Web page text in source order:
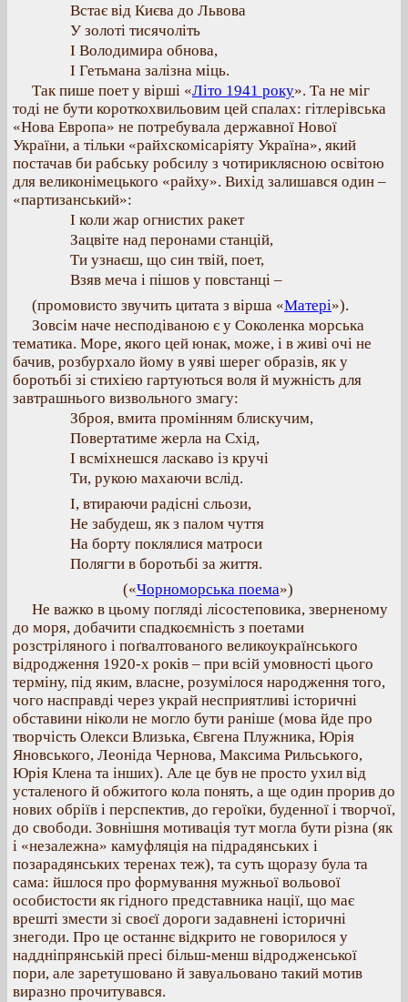
Встає від Києва до Львова
У золоті тисячоліть
І Володимира обнова,
І Гетьмана залізна міць.
Так пише поет у вірші «Літо 1941 року». Та не міг
тоді не бути короткохвильовим цей спалах: гітлерівська
«Нова Европа» не потребувала державної Нової
України, а тільки «райхскомісаріяту Україна», який
постачав би рабську робсилу з чотириклясною освітою
для великонімецького «райху». Вихід залишався один –
«партизанський»:
І коли жар огнистих ракет
Зацвіте над перонами станцій,
Ти узнаєш, що син твій, поет,
Взяв меча і пішов у повстанці –
(промовисто звучить цитата з вірша «Матері»).
Зовсім наче несподіваною є у Соколенка морська
тематика. Море, якого цей юнак, може, і в живі очі не
бачив, розбурхало йому в уяві шерег образів, як у
боротьбі зі стихією гартуються воля й мужність для
завтрашнього визвольного змагу:
Зброя, вмита промінням блискучим,
Повертатиме жерла на Схід,
І всміхнешся ласкаво із кручі
Ти, рукою махаючи вслід.
І, втираючи радісні сльози,
Не забудеш, як з палом чуття
На борту поклялися матроси
Полягти в боротьбі за життя.
(«Чорноморська поема»)
Не важко в цьому погляді лісостеповика, зверненому
до моря, добачити спадкоємність з поетами
розстріляного і поґвалтованого великоукраїнського
відродження 1920-х років – при всій умовності цього
терміну, під яким, власне, розумілося народження того,
чого насправді через украй несприятливі історичні
обставини ніколи не могло бути раніше (мова йде про
творчість Олекси Влизька, Євгена Плужника, Юрія
Яновського, Леоніда Чернова, Максима Рильського,
Юрія Клена та інших). Але це був не просто ухил від
усталеного й обжитого кола понять, а ще один прорив до
нових обріїв і перспектив, до героїки, буденної і творчої,
до свободи. Зовнішня мотивація тут могла бути різна (як
і «незалежна» камуфляція на підрадянських і
позарадянських теренах теж), та суть щоразу була та
сама: йшлося про формування мужньої вольової
особистости як гідного представника нації, що має
врешті змести зі своєї дороги задавнені історичні
знегоди. Про це останнє відкрито не говорилося у
наддніпрянській пресі більш-менш відродженської
пори, але заретушовано й завуальовано такий мотив
виразно прочитувався.